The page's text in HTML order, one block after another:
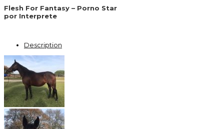
Flesh For Fantasy – Porno Star
por Interprete
Description